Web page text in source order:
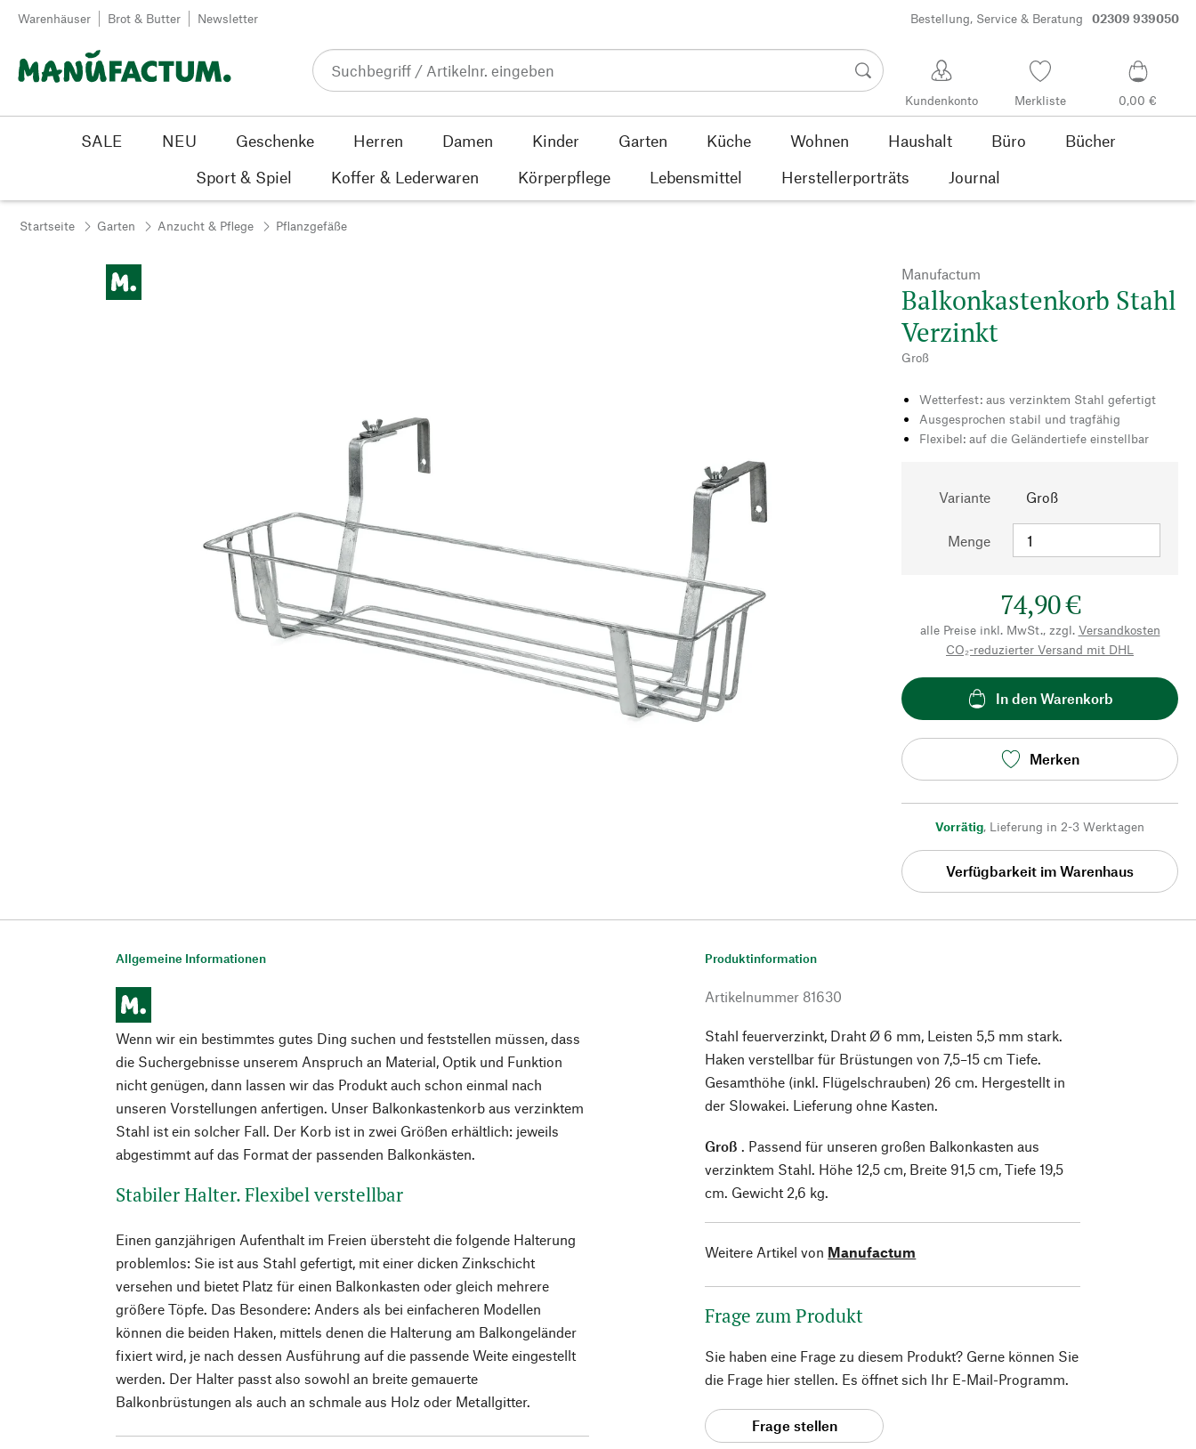
Zum Inhalt springen
Warenhäuser Brot & Butter Newsletter Bestellung, Service & Beratung 02309 939050
Kundenkonto Merkliste 0,00 €
SALE NEU Geschenke Herren Damen Kinder Garten Küche Wohnen Haushalt Büro
Bücher
Sport & Spiel
Koffer & Lederwaren Körperpflege Lebensmittel Herstellerporträts Journal
Startseite Garten Anzucht & Pflege Pflanzgefäße
Manufactum
Balkonkastenkorb Stahl
Verzinkt
Groß
Wetterfest: aus verzinktem Stahl gefertigt
Ausgesprochen stabil und tragfähig
Flexibel: auf die Geländertiefe einstellbar
Variante Groß
Menge
74,90 €
alle Preise inkl. MwSt., zzgl. Versandkosten
CO₂-reduzierter Versand mit DHL
In den Warenkorb
Merken
Vorrätig, Lieferung in 2-3 Werktagen
Verfügbarkeit im Warenhaus
Allgemeine Informationen
Wenn wir ein bestimmtes gutes Ding suchen und feststellen müssen, dass
die Suchergebnisse unserem Anspruch an Material, Optik und Funktion
nicht genügen, dann lassen wir das Produkt auch schon einmal nach
unseren Vorstellungen anfertigen. Unser Balkonkastenkorb aus verzinktem
Stahl ist ein solcher Fall. Der Korb ist in zwei Größen erhältlich: jeweils
abgestimmt auf das Format der passenden Balkonkästen.
Stabiler Halter. Flexibel verstellbar
Einen ganzjährigen Aufenthalt im Freien übersteht die folgende Halterung
problemlos: Sie ist aus Stahl gefertigt, mit einer dicken Zinkschicht
versehen und bietet Platz für einen Balkonkasten oder gleich mehrere
größere Töpfe. Das Besondere: Anders als bei einfacheren Modellen
können die beiden Haken, mittels denen die Halterung am Balkongeländer
fixiert wird, je nach dessen Ausführung auf die passende Weite eingestellt
werden. Der Halter passt also sowohl an breite gemauerte
Balkonbrüstungen als auch an schmale aus Holz oder Metallgitter.
Produktinformation
Artikelnummer 81630
Stahl feuerverzinkt, Draht Ø 6 mm, Leisten 5,5 mm stark.
Haken verstellbar für Brüstungen von 7,5–15 cm Tiefe.
Gesamthöhe (inkl. Flügelschrauben) 26 cm. Hergestellt in
der Slowakei. Lieferung ohne Kasten.
Groß . Passend für unseren großen Balkonkasten aus
verzinktem Stahl. Höhe 12,5 cm, Breite 91,5 cm, Tiefe 19,5
cm. Gewicht 2,6 kg.
Weitere Artikel von Manufactum
Frage zum Produkt
Sie haben eine Frage zu diesem Produkt? Gerne können Sie
die Frage hier stellen. Es öffnet sich Ihr E-Mail-Programm.
Frage stellen